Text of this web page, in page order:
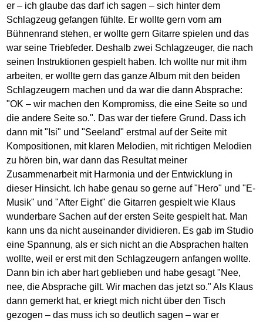
er – ich glaube das darf ich sagen – sich hinter dem
Schlagzeug gefangen fühlte. Er wollte gern vorn am
Bühnenrand stehen, er wollte gern Gitarre spielen und das
war seine Triebfeder. Deshalb zwei Schlagzeuger, die nach
seinen Instruktionen gespielt haben. Ich wollte nur mit ihm
arbeiten, er wollte gern das ganze Album mit den beiden
Schlagzeugern machen und da war die dann Absprache:
"OK – wir machen den Kompromiss, die eine Seite so und
die andere Seite so.". Das war der tiefere Grund. Dass ich
dann mit "Isi" und "Seeland" erstmal auf der Seite mit
Kompositionen, mit klaren Melodien, mit richtigen Melodien
zu hören bin, war dann das Resultat meiner
Zusammenarbeit mit Harmonia und der Entwicklung in
dieser Hinsicht. Ich habe genau so gerne auf "Hero" und "E-
Musik" und "After Eight" die Gitarren gespielt wie Klaus
wunderbare Sachen auf der ersten Seite gespielt hat. Man
kann uns da nicht auseinander dividieren. Es gab im Studio
eine Spannung, als er sich nicht an die Absprachen halten
wollte, weil er erst mit den Schlagzeugern anfangen wollte.
Dann bin ich aber hart geblieben und habe gesagt "Nee,
nee, die Absprache gilt. Wir machen das jetzt so." Als Klaus
dann gemerkt hat, er kriegt mich nicht über den Tisch
gezogen – das muss ich so deutlich sagen – war er